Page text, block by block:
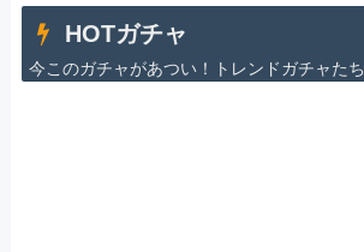
HOTガチャ
今このガチャがあつい！トレンドガチャたち